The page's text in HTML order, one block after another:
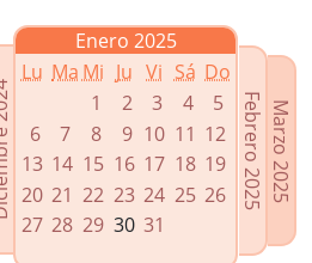
relacionados
de gobierno
Enero 2025
Lu Ma Mi Ju Vi Sá Do
1
2 3 4
5
6
7 8 9 10 11 12
13 14 15 16 17 18 19
20 21 22 23 24 25 26
27 28 29 30 31
Marzo 2025
Febrero 2025